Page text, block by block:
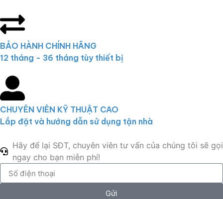
BẢO HÀNH CHÍNH HÃNG
12 tháng - 36 tháng tùy thiết bị
CHUYÊN VIÊN KỸ THUẬT CAO
Lắp đặt và hướng dẫn sử dụng tận nhà
Hãy để lại SĐT, chuyên viên tư vấn của chúng tôi sẽ gọi
ngay cho bạn miễn phí!
Gửi